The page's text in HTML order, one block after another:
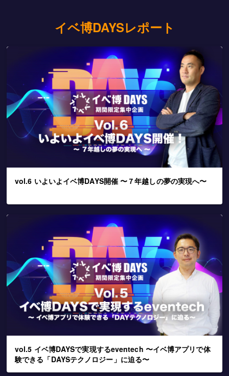
イベ博DAYSレポート
vol.6 いよいよイベ博DAYS開催 〜７年越しの夢の実現へ〜
vol.5 イベ博DAYSで実現するeventech 〜イベ博アプリで体
験できる「DAYSテクノロジー」に迫る〜